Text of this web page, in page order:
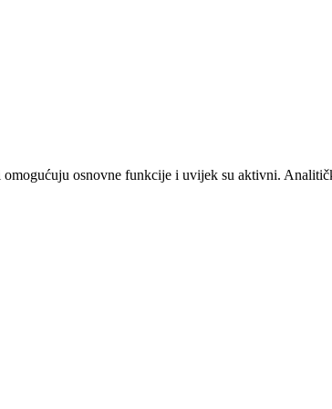
osnovne funkcije i uvijek su aktivni.